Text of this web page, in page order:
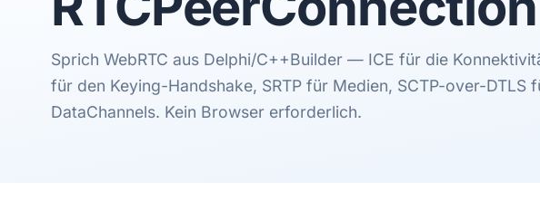
Sprich WebRTC aus Delphi/C++Builder — ICE für die
für den Keying-Handshake, SRTP für Medien, SCTP-over-DTLS
DataChannels. Kein Browser erforderlich.